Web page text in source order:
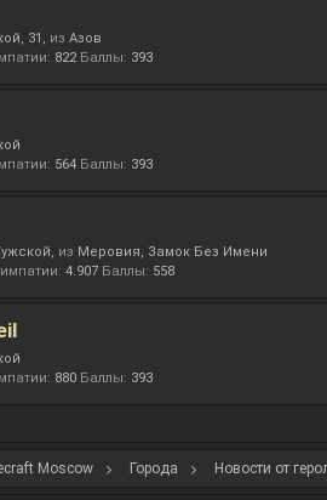
31, из Азов
822 Баллы: 393
564 Баллы: 393
из Меровия, Замок Без Имени
4.907 Баллы: 558
880 Баллы: 393
Moscow Города Новости от